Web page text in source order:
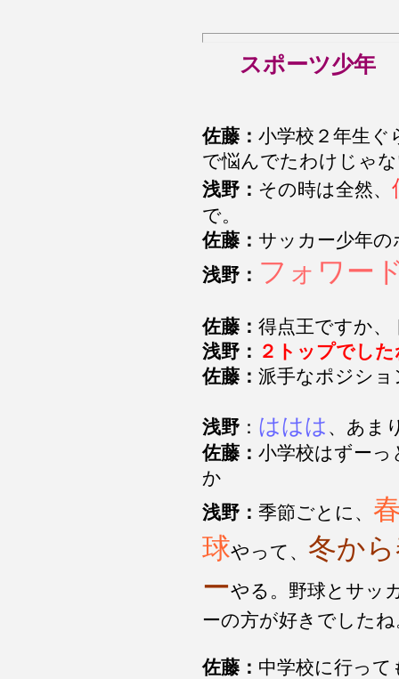
スポーツ少年
佐藤： 小学校２年生
で悩んでたわけじゃ
浅野： その時は全然、
で。
佐藤： サッカー少年
浅野： フォワー
佐藤： 得点王ですか
浅野： ２トップでし
佐藤： 派手なポジシ
浅野 ： ははは 、あま
佐藤： 小学校はずー
か
浅野： 季節ごとに、
球やって、 冬か
ーやる。野球とサッ
ーの方が好きでしたね
佐藤： 中学校に行っ